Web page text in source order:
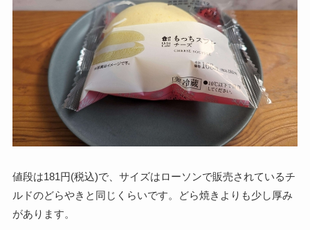
値段は181円(税込)で、サイズはローソンで販売されているチ
ルドのどらやきと同じくらいです。どら焼きよりも少し厚み
があります。